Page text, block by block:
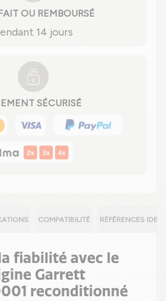
OU REMBOURSÉ
14 jours
SÉCURISÉ
COMPATIBILITÉ RÉFÉRENCES
fiabilité avec le
Garrett
reconditionné